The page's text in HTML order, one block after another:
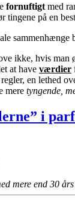
fornuftigt med
tingene på en
ikke, hvis man
at have værdier
en lethed
mere tyngende,
i
mere end 30